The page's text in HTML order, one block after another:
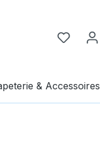
& Accessoires